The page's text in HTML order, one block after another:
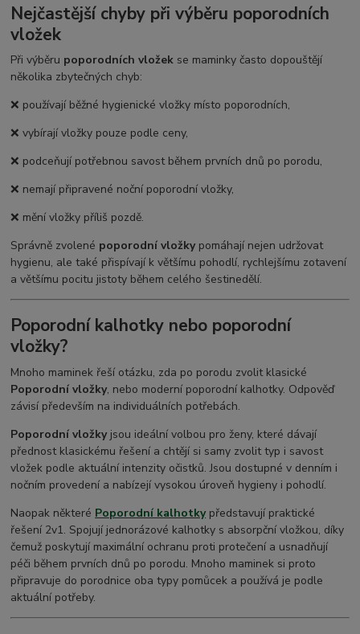
Nejčastější chyby při výběru poporodních
vložek
Při výběru poporodních vložek se maminky často dopouštějí
několika zbytečných chyb:
❌ používají běžné hygienické vložky místo poporodních,
❌ vybírají vložky pouze podle ceny,
❌ podceňují potřebnou savost během prvních dnů po porodu,
❌ nemají připravené noční poporodní vložky,
❌ mění vložky příliš pozdě.
Správně zvolené poporodní vložkypomáhají nejen udržovat
hygienu, ale také přispívají k většímu pohodlí, rychlejšímu zotavení
a většímu pocitu jistoty během celého šestinedělí.
Poporodní kalhotky nebo poporodní
vložky?
Mnoho maminek řeší otázku, zda po porodu zvolit klasické
Poporodní vložky, nebo moderní poporodní kalhotky. Odpověď
závisí především na individuálních potřebách.
Poporodní vložkyjsou ideální volbou pro ženy, které dávají
přednost klasickému řešení a chtějí si samy zvolit typ i savost
vložek podle aktuální intenzity očistků. Jsou dostupné v denním i
nočním provedení a nabízejí vysokou úroveň hygieny i pohodlí.
Naopak některé Poporodní kalhotkypředstavují praktické
řešení 2v1. Spojují jednorázové kalhotky s absorpční vložkou, díky
čemuž poskytují maximální ochranu proti protečení a usnadňují
péči během prvních dnů po porodu. Mnoho maminek si proto
připravuje do porodnice oba typy pomůcek a používá je podle
aktuální potřeby.